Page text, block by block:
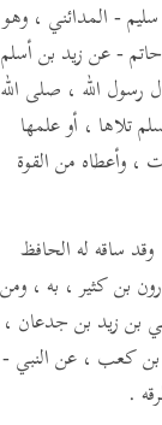
سليم - المدائني ، وهو
- عن زيد بن أسلم
رسول الله ، صلى الله
تلاها ، أو علمها
، وأعطاه من القوة
ساقه له الحافظ
بن كثير ، به ، ومن
بن زيد بن جدعان ،
بن كعب ، عن النبي -
.